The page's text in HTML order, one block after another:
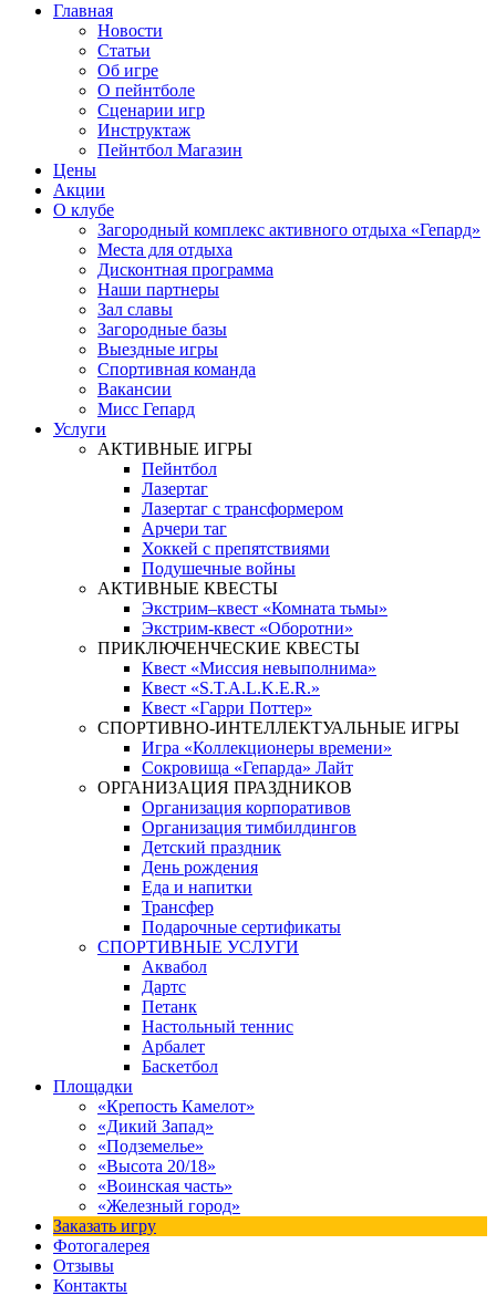
Главная
Новости
Статьи
Об игре
О пейнтболе
Сценарии игр
Инструктаж
Пейнтбол Магазин
Цены
Акции
О клубе
Загородный комплекс активного отдыха «Гепард»
Места для отдыха
Дисконтная программа
Наши партнеры
Зал славы
Загородные базы
Выездные игры
Спортивная команда
Вакансии
Мисс Гепард
Услуги
АКТИВНЫЕ ИГРЫ
Пейнтбол
Лазертаг
Лазертаг с трансформером
Арчери таг
Хоккей с препятствиями
Подушечные войны
АКТИВНЫЕ КВЕСТЫ
Экстрим–квест «Комната тьмы»
Экстрим-квест «Оборотни»
ПРИКЛЮЧЕНЧЕСКИЕ КВЕСТЫ
Квест «Миссия невыполнима»
Квест «S.T.A.L.K.E.R.»
Квест «Гарри Поттер»
СПОРТИВНО-ИНТЕЛЛЕКТУАЛЬНЫЕ ИГРЫ
Игра «Коллекционеры времени»
Сокровища «Гепарда» Лайт
ОРГАНИЗАЦИЯ ПРАЗДНИКОВ
Организация корпоративов
Организация тимбилдингов
Детский праздник
День рождения
Еда и напитки
Трансфер
Подарочные сертификаты
СПОРТИВНЫЕ УСЛУГИ
Аквабол
Дартс
Петанк
Настольный теннис
Арбалет
Баскетбол
Площадки
«Крепость Камелот»
«Дикий Запад»
«Подземелье»
«Высота 20/18»
«Воинская часть»
«Железный город»
Заказать игру
Фотогалерея
Отзывы
Контакты